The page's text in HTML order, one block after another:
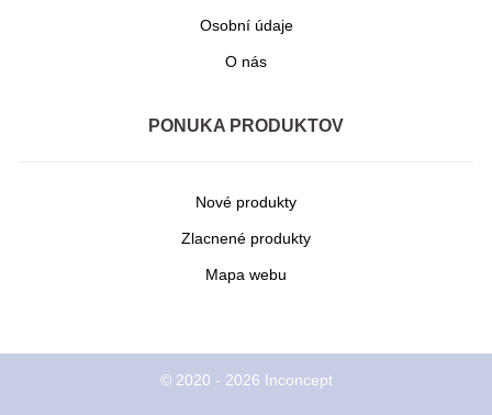
Osobní údaje
O nás
PONUKA PRODUKTOV
Nové produkty
Zlacnené produkty
Mapa webu
© 2020 - 2026 Inconcept